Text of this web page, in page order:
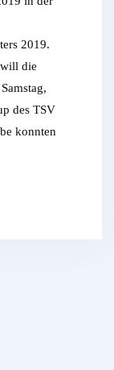
2019.
die
des TSV
konnten